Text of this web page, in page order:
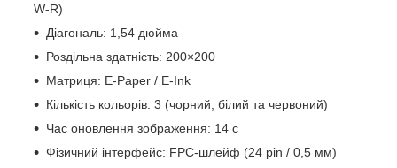
W-R)
Діагональ: 1,54 дюйма
Роздільна здатність: 200×200
Матриця: E-Paper / E-Ink
Кількість кольорів: 3 (чорний, білий та червоний)
Час оновлення зображення: 14 с
Фізичний інтерфейс: FPC-шлейф (24 pin / 0,5 мм)